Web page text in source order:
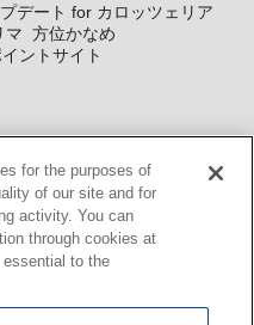
デート for カロッツェリア
マ 方位かなめ
ントサイト
WEBサイト・システム向け地
ット MapFan DB 住所確認
告 Geo-Research
for the purposes of
of our site and for
activity. You can
through cookies at
to the